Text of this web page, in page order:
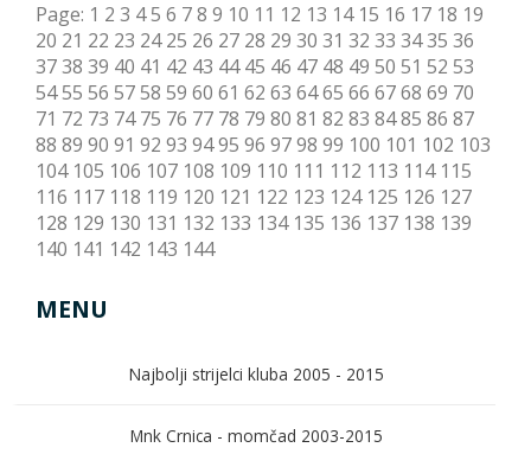
Page: 1 2 3 45 6 78 9 10 11 12 13 14 15 16 17 18 19
20 21 22 23 24 25 26 27 28 29 30 31 32 33 3435 36
3738 39 40 41 42 43 44 45 46 47 48 49 50 51 52 53
5455 56 5758 59 60 61 62 63 6465 66 6768 69 70
71 72 73 74 75 76 77 78 79 80 81 82 83 8485 86 87
88 89 90 91 92 93 9495 96 9798 99 100 101 102 103
104 105 106 107 108 109 110 111 112 113 114 115
116 117 118 119 120 121 122 123 124 125 126 127
128 129 130 131 132 133 134 135 136 137 138 139
140 141 142 143 144
MENU
Najbolji strijelci kluba 2005 - 2015
Mnk Crnica - momčad 2003-2015